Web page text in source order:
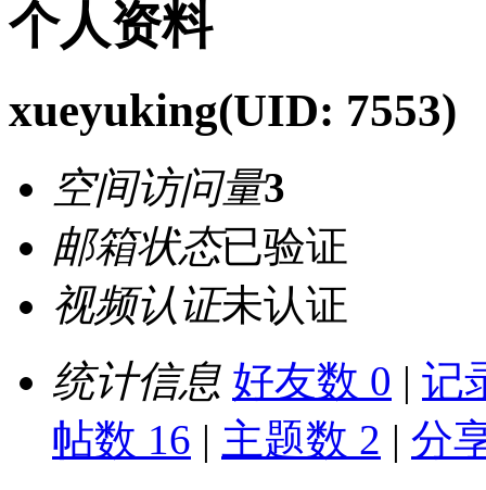
个人资料
xueyuking(UID: 7553)
空间访问量3
邮箱状态已验证
视频认证未认证
统计信息 好友数 0 | 记
帖数 16 | 主题数 2 | 分